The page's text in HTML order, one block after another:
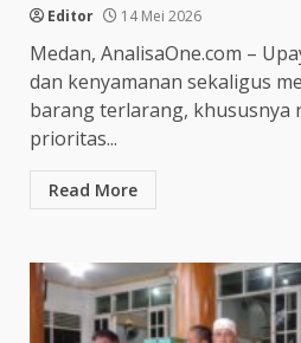
Editor 14 Mei 2026
Medan, AnalisaOne.com –
dan kenyamanan sekaligus
barang terlarang, khususnya
prioritas...
Read More